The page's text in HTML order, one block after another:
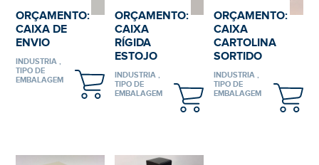
ORÇAMENTO:
CAIXA DE
ENVIO
INDUSTRIA ,
TIPO DE
EMBALAGEM
ORÇAMENTO:
CAIXA
RÍGIDA
ESTOJO
INDUSTRIA ,
TIPO DE
EMBALAGEM
ORÇAMENTO:
CAIXA
CARTOLINA
SORTIDO
INDUSTRIA ,
TIPO DE
EMBALAGEM